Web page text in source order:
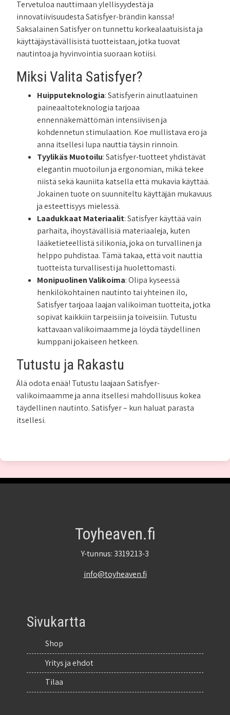
Tervetuloa nauttimaan ylellisyydestä ja
innovatiivisuudesta Satisfyer-brändin kanssa!
Saksalainen Satisfyer on tunnettu korkealaatuisista ja
käyttäjäystävällisistä tuotteistaan, jotka tuovat
nautintoa ja hyvinvointia suoraan kotiisi.
Miksi Valita Satisfyer?
Huipputeknologia: Satisfyerin ainutlaatuinen
paineaaltoteknologia tarjoaa
ennennäkemättömän intensiivisen ja
kohdennetun stimulaation. Koe mullistava ero ja
anna itsellesi lupa nauttia täysin rinnoin.
Tyylikäs Muotoilu: Satisfyer-tuotteet yhdistävät
elegantin muotoilun ja ergonomian, mikä tekee
niistä sekä kauniita katsella että mukavia käyttää.
Jokainen tuote on suunniteltu käyttäjän mukavuus
ja esteettisyys mielessä.
Laadukkaat Materiaalit: Satisfyer käyttää vain
parhaita, ihoystävällisiä materiaaleja, kuten
lääketieteellistä silikonia, joka on turvallinen ja
helppo puhdistaa. Tämä takaa, että voit nauttia
tuotteista turvallisesti ja huolettomasti.
Monipuolinen Valikoima: Olipa kyseessä
henkilökohtainen nautinto tai yhteinen ilo,
Satisfyer tarjoaa laajan valikoiman tuotteita, jotka
sopivat kaikkiin tarpeisiin ja toiveisiin. Tutustu
kattavaan valikoimaamme ja löydä täydellinen
kumppani jokaiseen hetkeen.
Tutustu ja Rakastu
Älä odota enää! Tutustu laajaan Satisfyer-
valikoimaamme ja anna itsellesi mahdollisuus kokea
täydellinen nautinto. Satisfyer – kun haluat parasta
itsellesi.
Toyheaven.fi
Y-tunnus: 3319213-3
info@toyheaven.fi
Sivukartta
Shop
Yritys ja ehdot
Tilaa